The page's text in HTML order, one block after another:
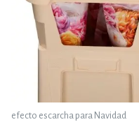
efecto escarcha para Navidad